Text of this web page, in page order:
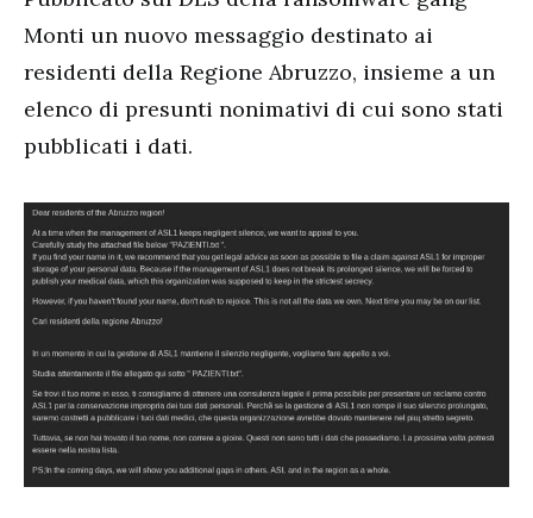
Monti un nuovo messaggio destinato ai
residenti della Regione Abruzzo, insieme a un
elenco di presunti nonimativi di cui sono stati
pubblicati i dati.